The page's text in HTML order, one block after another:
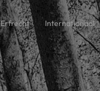
Erfrecht Internationaal